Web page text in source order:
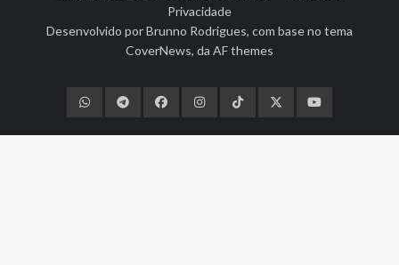
Privacidade
Desenvolvido porBrunno Rodrigues, com base no tema
CoverNews, da AF themes